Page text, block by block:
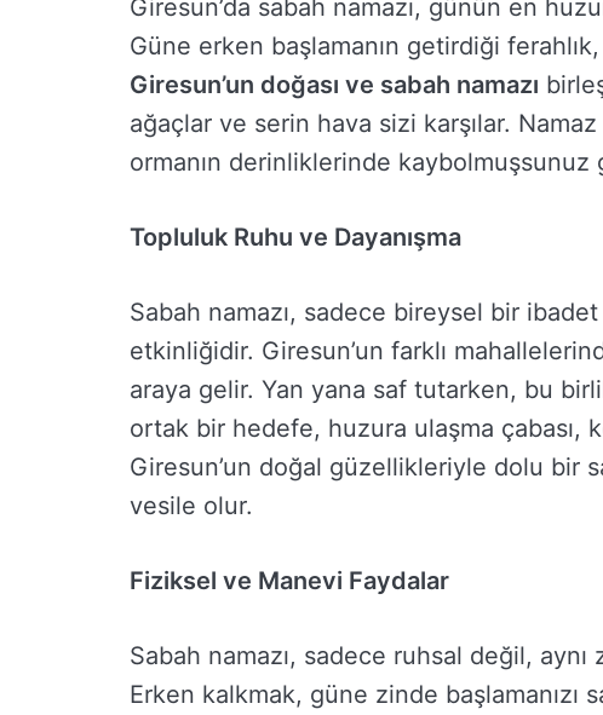
Giresun’da sabah namazı, günün en
Güne erken başlamanın getirdiği
Giresun’un doğası ve sabah namazı
ağaçlar ve serin hava sizi karşılar.
ormanın derinliklerinde kaybolmuşsunuz
Topluluk Ruhu ve Dayanışma
Sabah namazı, sadece bireysel bir
etkinliğidir. Giresun’un farklı
araya gelir. Yan yana saf tutarken, bu
ortak bir hedefe, huzura ulaşma çabası,
Giresun’un doğal güzellikleriyle dolu bir
vesile olur.
Fiziksel ve Manevi Faydalar
Sabah namazı, sadece ruhsal değil,
Erken kalkmak, güne zinde başlamanızı